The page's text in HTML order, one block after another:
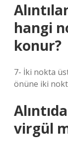
hangi
konur?
7- İki nokta
önüne iki
virgül